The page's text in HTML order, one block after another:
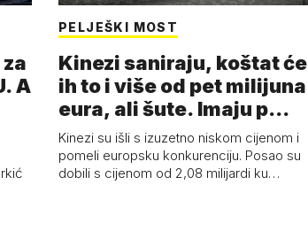
A
PELJEŠKI MOST
Kinezi saniraju, koštat će
ih to i više od pet milijuna
eura, ali šute. Imaju p…
Kinezi su išli s izuzetno niskom cijenom i
pomeli europsku konkurenciju. Posao su
dobili s cijenom od 2,08 milijardi ku…